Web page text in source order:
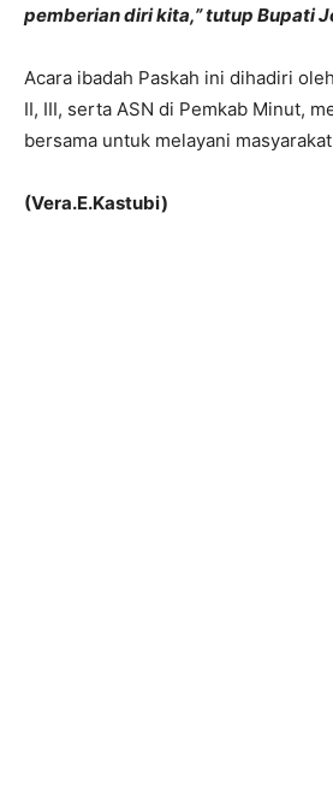
pemberian diri kita,” tutup Bupati
Acara ibadah Paskah ini dihadiri
II, III, serta ASN di Pemkab Minut,
bersama untuk melayani
(Vera.E.Kastubi)